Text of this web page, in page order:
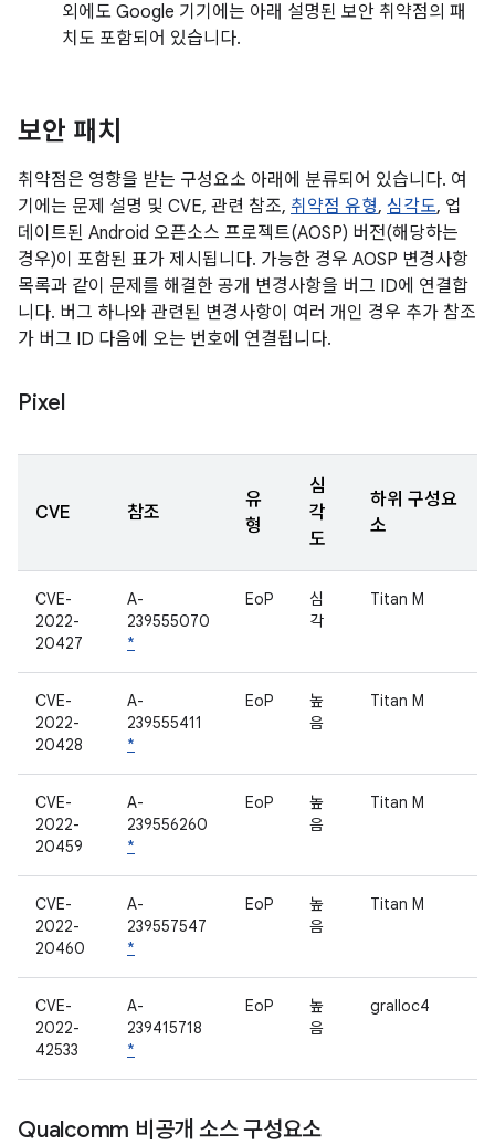
외에도 Google 기기에는 아래 설명된 보안 취약점의 패
치도 포함되어 있습니다.
보안 패치
취약점은 영향을 받는 구성요소 아래에 분류되어 있습니다. 여
기에는 문제 설명 및 CVE, 관련 참조, 취약점 유형, 심각도, 업
데이트된 Android 오픈소스 프로젝트(AOSP) 버전(해당하는
경우)이 포함된 표가 제시됩니다. 가능한 경우 AOSP 변경사항
목록과 같이 문제를 해결한 공개 변경사항을 버그 ID에 연결합
니다. 버그 하나와 관련된 변경사항이 여러 개인 경우 추가 참조
가 버그 ID 다음에 오는 번호에 연결됩니다.
Pixel
CVE 참조
유
형
심
각
도
하위 구성요
소
CVE-
2022-
20427
A-
239555070
*
EoP
심
각
Titan M
CVE-
2022-
20428
A-
239555411
*
EoP
높
음
Titan M
CVE-
2022-
20459
A-
239556260
*
EoP
높
음
Titan M
CVE-
2022-
20460
A-
239557547
*
EoP
높
음
Titan M
CVE-
2022-
42533
A-
239415718
*
EoP
높
음
gralloc4
Qualcomm 비공개 소스 구성요소